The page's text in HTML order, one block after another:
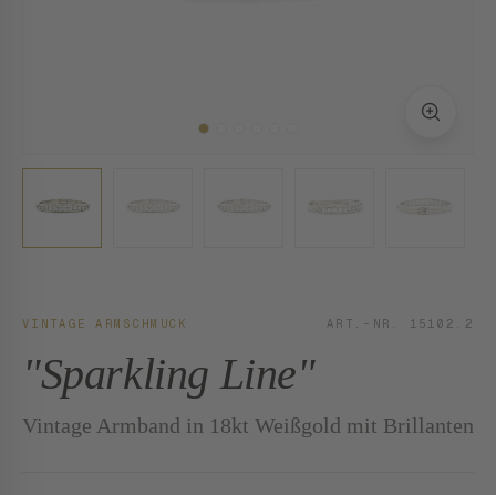
VINTAGE ARMSCHMUCK ART.-NR. 15102.2
"Sparkling Line"
Vintage Armband in 18kt Weißgold mit Brillanten